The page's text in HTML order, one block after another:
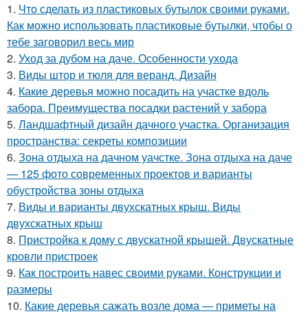
1. Что сделать из пластиковых бутылок своими руками.
Как можно использовать пластиковые бутылки, чтобы о
тебе заговорил весь мир
2. Уход за дубом на даче. Особенности ухода
3. Виды штор и тюля для веранд. Дизайн
4. Какие деревья можно посадить на участке вдоль
забора. Преимущества посадки растений у забора
5. Ландшафтный дизайн дачного участка. Организация
пространства: секреты композиции
6. Зона отдыха на дачном уачстке. Зона отдыха на даче
— 125 фото современных проектов и варианты
обустройства зоны отдыха
7. Виды и варианты двухскатных крыш. Виды
двухскатных крыш
8. Пристройка к дому с двускатной крышей. Двускатные
кровли пристроек
9. Как построить навес своими руками. Конструкции и
размеры
10. Какие деревья сажать возле дома — приметы на